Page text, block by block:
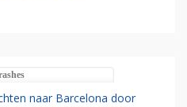
naar Barcelona door